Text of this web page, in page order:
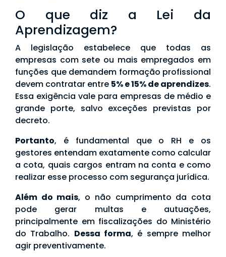
O que diz a Lei da
Aprendizagem?
A legislação estabelece que todas as
empresas com sete ou mais empregados em
funções que demandem formação profissional
devem contratar entre 5% e 15% de aprendizes.
Essa exigência vale para empresas de médio e
grande porte, salvo exceções previstas por
decreto.
Portanto, é fundamental que o RH e os
gestores entendam exatamente como calcular
a cota, quais cargos entram na conta e como
realizar esse processo com segurança jurídica.
Além do mais, o não cumprimento da cota
pode gerar multas e autuações,
principalmente em fiscalizações do Ministério
do Trabalho. Dessa forma, é sempre melhor
agir preventivamente.